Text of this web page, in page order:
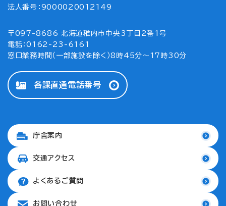
法人番号：9000020012149
〒097-8686 北海道稚内市中央3丁目2番1号
電話：0162-23-6161
窓口業務時間（一部施設を除く）8時45分～17時30分
各課直通電話番号
庁舎案内
交通アクセス
よくあるご質問
お問い合わせ